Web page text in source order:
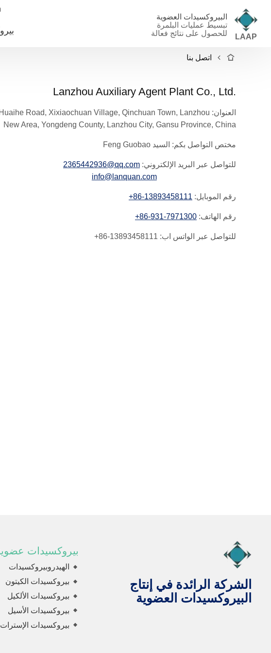
LAAP
البيروكسيدات العضوية
تبسيط عمليات البلمرة
للحصول على نتائج فعالة
اتصل بنا
Lanzhou Auxiliary Agent Plant Co., Ltd.
العنوان:
Road, Xixiaochuan Village, Qinchuan Town, Lanzhou
New Area, Yongdeng County, Lanzhou City, Gansu Province, China
مختص التواصل بكم: السيد Feng Guobao
للتواصل عبر البريد الإلكتروني: 2365442936@qq.com
info@lanquan.com
رقم الموبايل: +86-13893458111
رقم الهاتف: +86-931-7971300
للتواصل عبر الواتس اب: +86-13893458111
الشركة الرائدة في إنتاج
البيروكسيدات العضوية
بيروكسيدات
الهيدروبيروكسيدات
بيروكسيدات الكيتون
بيروكسيدات الألكيل
بيروكسيدات الأسيل
بيروكسيدات الإسترات